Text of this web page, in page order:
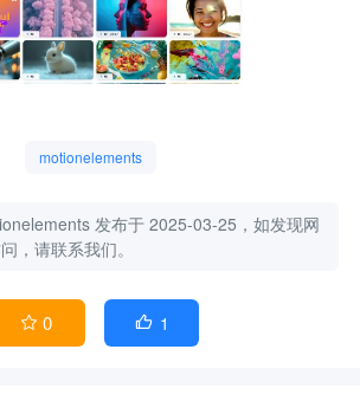
motionelements
发布于 2025-03-25，如发现网
，请联系我们。
 0  1